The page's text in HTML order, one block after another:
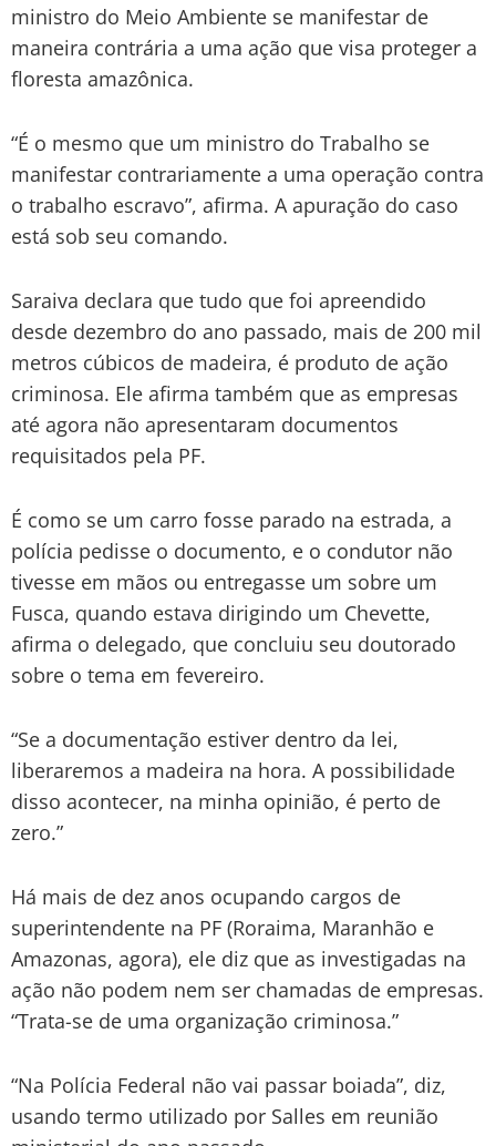
ministro do Meio Ambiente se manifestar de
maneira contrária a uma ação que visa proteger a
floresta amazônica.
“É o mesmo que um ministro do Trabalho se
manifestar contrariamente a uma operação contra
o trabalho escravo”, afirma. A apuração do caso
está sob seu comando.
Saraiva declara que tudo que foi apreendido
desde dezembro do ano passado, mais de 200 mil
metros cúbicos de madeira, é produto de ação
criminosa. Ele afirma também que as empresas
até agora não apresentaram documentos
requisitados pela PF.
É como se um carro fosse parado na estrada, a
polícia pedisse o documento, e o condutor não
tivesse em mãos ou entregasse um sobre um
Fusca, quando estava dirigindo um Chevette,
afirma o delegado, que concluiu seu doutorado
sobre o tema em fevereiro.
“Se a documentação estiver dentro da lei,
liberaremos a madeira na hora. A possibilidade
disso acontecer, na minha opinião, é perto de
zero.”
Há mais de dez anos ocupando cargos de
superintendente na PF (Roraima, Maranhão e
Amazonas, agora), ele diz que as investigadas na
ação não podem nem ser chamadas de empresas.
“Trata-se de uma organização criminosa.”
“Na Polícia Federal não vai passar boiada”, diz,
usando termo utilizado por Salles em reunião